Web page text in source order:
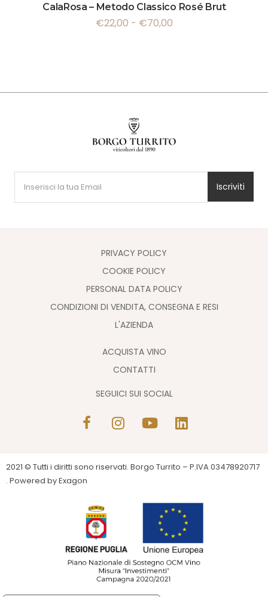
CalaRosa – Metodo Classico Rosé Brut
€22,00 - €70,00
Iscriviti
PRIVACY POLICY
COOKIE POLICY
PERSONAL DATA POLICY
CONDIZIONI DI VENDITA, CONSEGNA E RESI
L'AZIENDA
ACQUISTA VINO
CONTATTI
SEGUICI SUI SOCIAL
2021 © Tutti i diritti sono riservati. Borgo Turrito – P.IVA 03478920717
. Powered byExagon